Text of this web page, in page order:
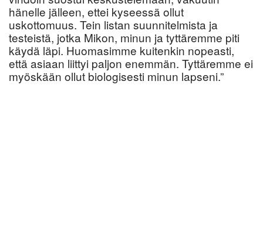
hänelle jälleen, ettei kyseessä ollut
uskottomuus. Tein listan suunnitelmista ja
testeistä, jotka Mikon, minun ja tyttäremme piti
käydä läpi. Huomasimme kuitenkin nopeasti,
että asiaan liittyi paljon enemmän. Tyttäremme ei
myöskään ollut biologisesti minun lapseni.”